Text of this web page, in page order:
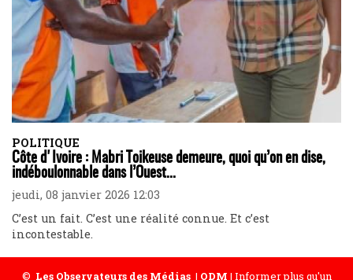
POLITIQUE
Côte d'Ivoire : Mabri Toikeuse demeure, quoi qu’on en dise,
indéboulonnable dans l’Ouest...
jeudi, 08 janvier 2026 12:03
C’est un fait. C’est une réalité connue. Et c’est
incontestable.
© Les Observateurs des Médias | ODM | Informer plus qu'un